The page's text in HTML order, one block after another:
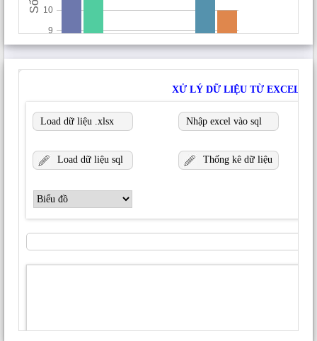
Sơ đồ chức năng của Ứng dụng
3.2 Cơ sở dữ liệu và chức năng ứng dụng
a) Cơ sở dữ liệu thổ nhưỡng: Nghiên cứu này đã
thổ nhưỡng tỉnh Bình Phước, gồm: (1) Bản đồ đất
tỉnh Bình Phước với hệ tọa độ VN2000 múi chiếu
loại đất theo ranh giới của các huyện, thị. (2) Bản
thuộc tính của mỗi phẩu diện được gắn với đường